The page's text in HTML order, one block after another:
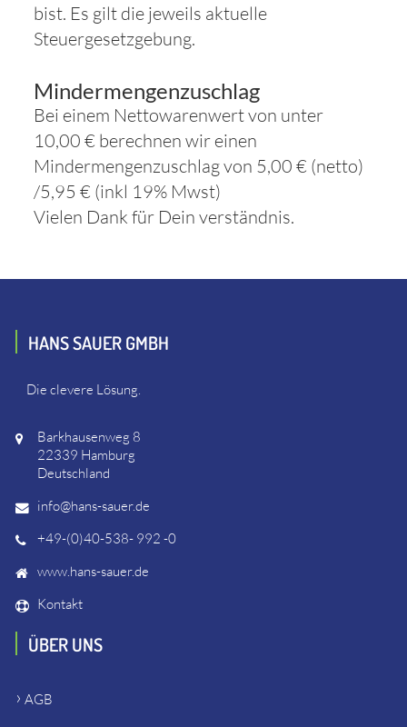
bist. Es gilt die jeweils aktuelle
Steuergesetzgebung.
Mindermengenzuschlag
Bei einem Nettowarenwert von unter
10,00 € berechnen wir einen
Mindermengenzuschlag von 5,00 € (netto)
/5,95 € (inkl 19% Mwst)
Vielen Dank für Dein verständnis.
HANS SAUER GMBH
Die clevere Lösung.
Barkhausenweg 8
22339 Hamburg
Deutschland
info@hans-sauer.de
+49-(0)40-538- 992 -0
www.hans-sauer.de
Kontakt
ÜBER UNS
AGB